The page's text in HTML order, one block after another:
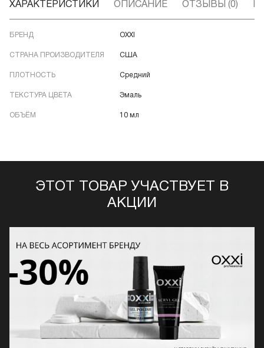
ХАРАКТЕРИСТИКИ ОПИСАНИЕ ОТЗЫВЫ (0)
БРЕНД OXXI
СТРАНА ПРОИЗВОДИТЕЛЯ США
ПЛОТНОСТЬ Средний
ТЕКСТУРА ЦВЕТА Эмаль
ОБЪЁМ 10 мл
ЭТОТ ТОВАР УЧАСТВУЕТ В
АКЦИИ